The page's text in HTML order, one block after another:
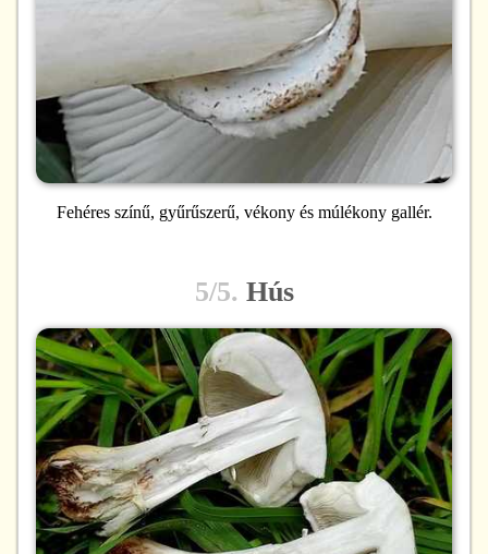
Fehéres színű, gyűrűszerű, vékony és múlékony gallér.
5/5. Hús